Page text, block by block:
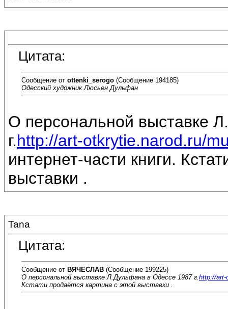
Цитата:
Сообщение от ottenki_serogo (Сообщение 194185)
Одесский художник Люсьен Дульфан
О персональной выставке
г.http://art-otkrytie.narod.ru/
интернет-части книги.
выставки .
Tana
Цитата:
Сообщение от ВЯЧЕСЛАВ (Сообщение 199225)
О персональной выставке Л.Дульфана в Одессе 1987 г. http://art-
Кстати продаётся картина с этой выставки .